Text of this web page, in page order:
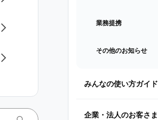
業務提携
その他のお知らせ
みんなの使い方ガイド
企業・法人のお客さま